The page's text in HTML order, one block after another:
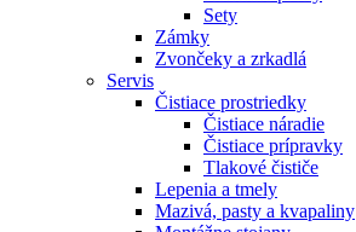
Sety
Zámky
Zvončeky a zrkadlá
Servis
Čistiace prostriedky
Čistiace náradie
Čistiace prípravky
Tlakové čističe
Lepenia a tmely
Mazivá, pasty a kvapaliny